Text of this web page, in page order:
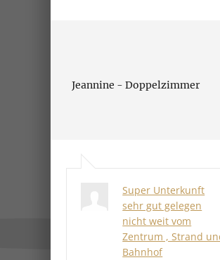
Jeannine - Doppelzimmer
Super Unterkunft
sehr gut gelegen
nicht weit vom
Zentrum , Strand
Bahnhof